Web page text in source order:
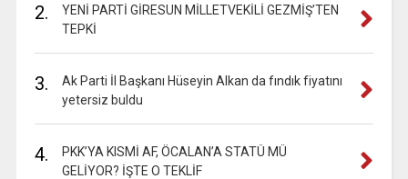
2.
YENİ PARTİ GİRESUN MİLLETVEKİLİ GEZMİŞ’TEN
TEPKİ
3.
Ak Parti İl Başkanı Hüseyin Alkan da fındık fiyatını
yetersiz buldu
4.
PKK’YA KISMİ AF, ÖCALAN’A STATÜ MÜ
GELİYOR? İŞTE O TEKLİF